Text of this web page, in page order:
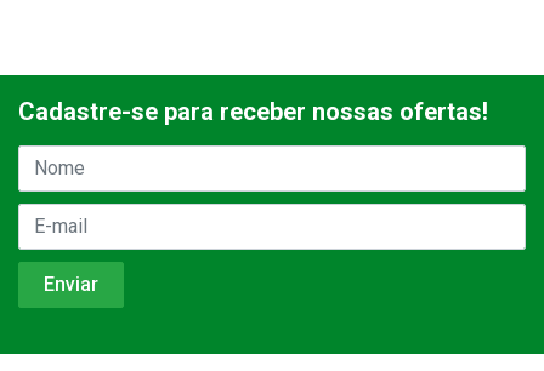
Cadastre-se para receber nossas ofertas!